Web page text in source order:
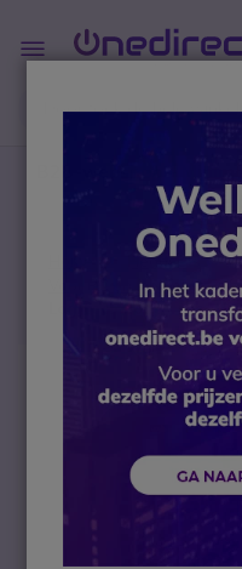
Toggle
Nav
Headsets
Voor PC en mobiele
Logitech Zone True